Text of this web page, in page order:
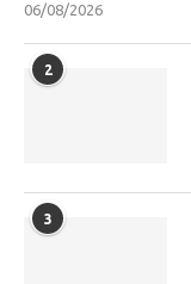
06/08/2026
2
3